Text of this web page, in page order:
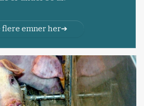
flere emner her